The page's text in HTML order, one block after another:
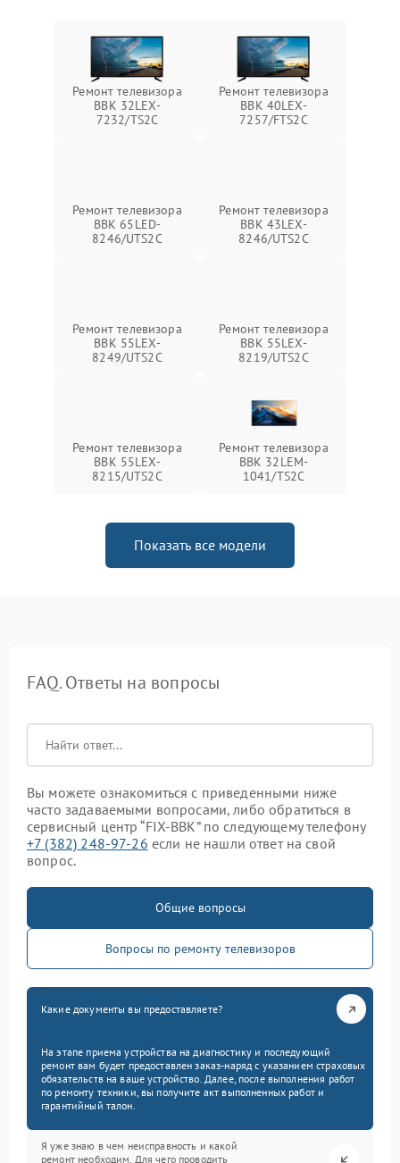
Ремонт телевизора
BBK 32LEX-
7232/TS2C
Ремонт телевизора
BBK 40LEX-
7257/FTS2C
Ремонт телевизора
BBK 65LED-
8246/UTS2C
Ремонт телевизора
BBK 43LEX-
8246/UTS2C
Ремонт телевизора
BBK 55LEX-
8249/UTS2C
Ремонт телевизора
BBK 55LEX-
8219/UTS2C
Ремонт телевизора
BBK 55LEX-
8215/UTS2C
Ремонт телевизора
BBK 32LEM-
1041/TS2C
Показать все модели
FAQ. Ответы на вопросы
Вы можете ознакомиться с приведенными ниже
часто задаваемыми вопросами, либо обратиться в
сервисный центр “FIX-BBK” по следующему телефону
+7 (382) 248-97-26 если не нашли ответ на свой
вопрос.
Общие вопросы
Вопросы по ремонту телевизоров
Какие документы вы предоставляете?
На этапе приема устройства на диагностику и последующий
ремонт вам будет предоставлен заказ-наряд с указанием страховых
обязательств на ваше устройство. Далее, после выполнения работ
по ремонту техники, вы получите акт выполненных работ и
гарантийный талон.
Я уже знаю в чем неисправность и какой
ремонт необходим. Для чего проводить